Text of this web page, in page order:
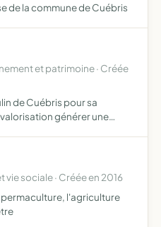
de la commune de Cuébris
et patrimoine · Créée
de Cuébris pour sa
générer une
vie sociale · Créée en 2016
l'agriculture